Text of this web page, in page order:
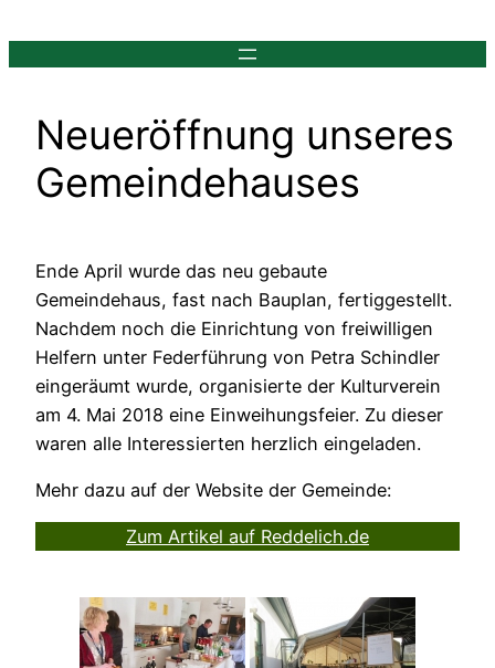
Neueröffnung unseres
Gemeindehauses
Ende April wurde das neu gebaute
Gemeindehaus, fast nach Bauplan, fertiggestellt.
Nachdem noch die Einrichtung von freiwilligen
Helfern unter Federführung von Petra Schindler
eingeräumt wurde, organisierte der Kulturverein
am 4. Mai 2018 eine Einweihungsfeier. Zu dieser
waren alle Interessierten herzlich eingeladen.
Mehr dazu auf der Website der Gemeinde:
Zum Artikel auf Reddelich.de